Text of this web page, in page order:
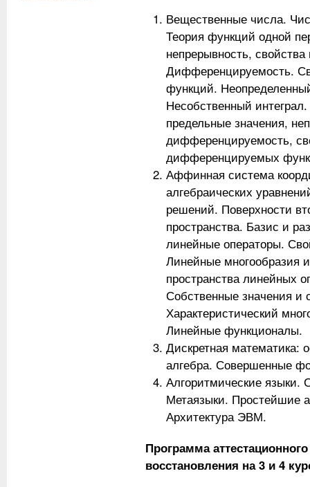
Вещественные числа.
Теория функций одной
непрерывность,
Дифференцируемость.
функций.
Несобственный
предельные значения,
дифференцируемость,
дифференцируемых
Аффинная система
алгебраических
решений. Поверхности
пространства. Базис и
линейные операторы.
Линейные многообразия
пространства линейных
Собственные значения и
Характеристический
Линейные функционалы.
Дискретная математика:
алгебра. Совершенные
Алгоритмические языки.
Метаязыки. Простейшие
Архитектура ЭВМ.
Программа
восстановления на 3 и 4